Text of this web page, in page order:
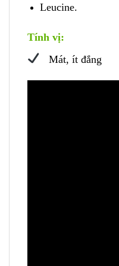
Leucine.
Tính vị:
Mát, ít đắng